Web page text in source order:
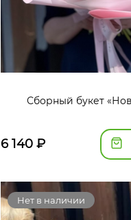
Сборный букет
6 140 ₽
Нет в наличии